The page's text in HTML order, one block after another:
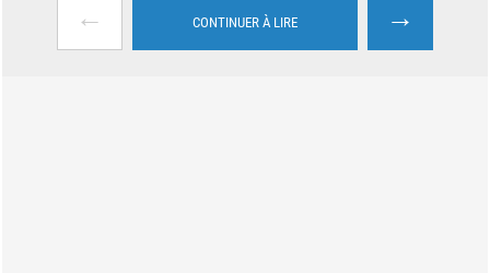
← CONTINUER À LIRE →